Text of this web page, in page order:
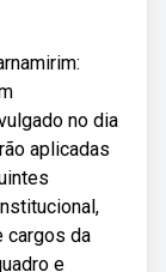
no dia
aplicadas
cargos da
e